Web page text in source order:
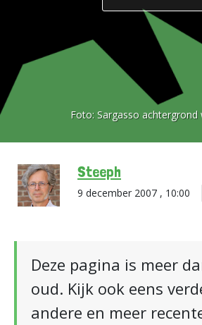
Foto: Sargasso achtergrond
Steeph
9 december 2007 , 10:00
Deze pagina is meer
oud. Kijk ook eens
andere en meer